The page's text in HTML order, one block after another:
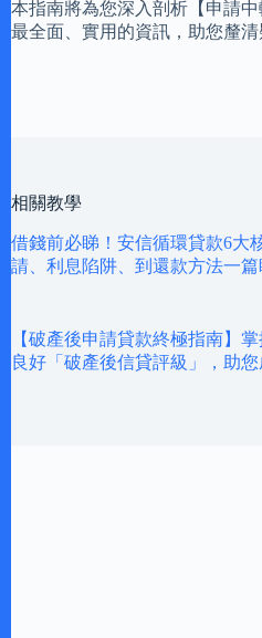
本指南將為您深入剖析【申請
最全面、實用的資訊，助您釐
相關教學
借錢前必睇！安信循環貸款6大
請、利息陷阱、到還款方法一篇
【破產後申請貸款終極指南】
良好「破產後信貸評級」，助您